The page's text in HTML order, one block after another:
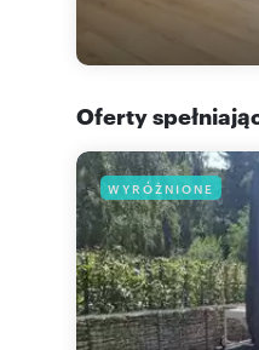
Oferty
WYRÓŻNIONE